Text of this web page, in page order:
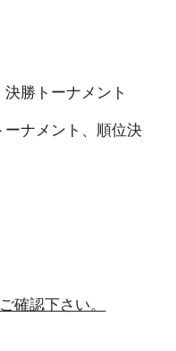
勝トーナメント
ナメント、順位決
確認下さい。